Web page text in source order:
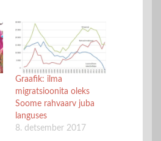
Graafik: ilma
migratsioonita oleks
Soome rahvaarv juba
languses
8. detsember 2017